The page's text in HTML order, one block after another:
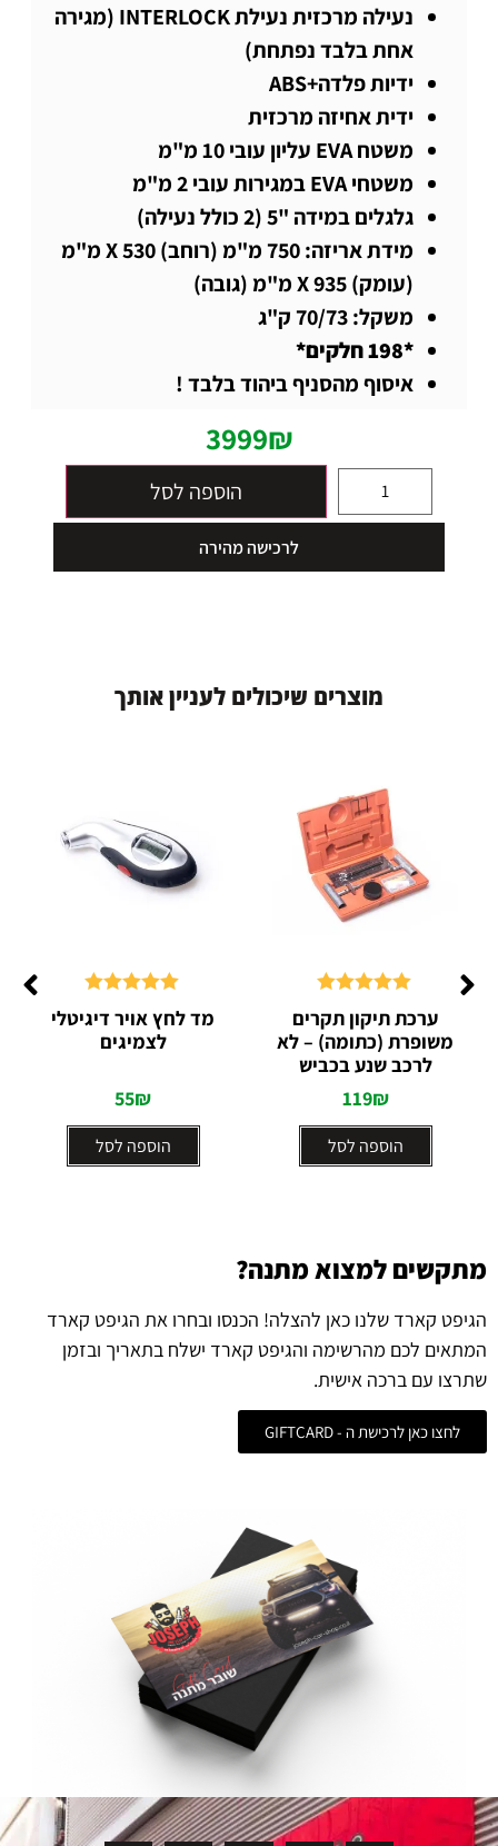
נעילה מרכזית נעילת INTERLOCK (מגירה
אחת בלבד נפתחת)
ידיות פלדה+ABS
ידית אחיזה מרכזית
משטח EVA עליון עובי 10 מ"מ
משטחי EVA במגירות עובי 2 מ"מ
גלגלים במידה "5 (2 כולל נעילה)
מידת אריזה: 750 מ"מ (רוחב) X 530 מ"מ
(עומק) X 935 מ"מ (גובה)
משקל: 70/73 ק"ג
*198 חלקים*
איסוף מהסניף ביהוד בלבד !
3999₪
הוספה לסל
לרכישה מהירה
מוצרים שיכולים לענייןאותך
ערכת תיקון תקרים
משופרת (כתומה) – לא
לרכב שנע בכביש
119₪
הוספה לסל
מתוך 5
מד לחץ אויר דיגיטלי
לצמיגים
55₪
הוספה לסל
מתוך 5
מתקשים למצוא מתנה?
הגיפט קארד שלנו כאן להצלה! הכנסו ובחרו את הגיפט קארד
המתאים לכם מהרשימה והגיפט קארד ישלח בתאריך ובזמן
שתרצו עם ברכה אישית.
לחצו כאן לרכישת ה - GIFTCARD